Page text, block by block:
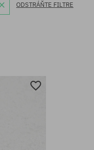
ODSTRÁŇTE FILTRE